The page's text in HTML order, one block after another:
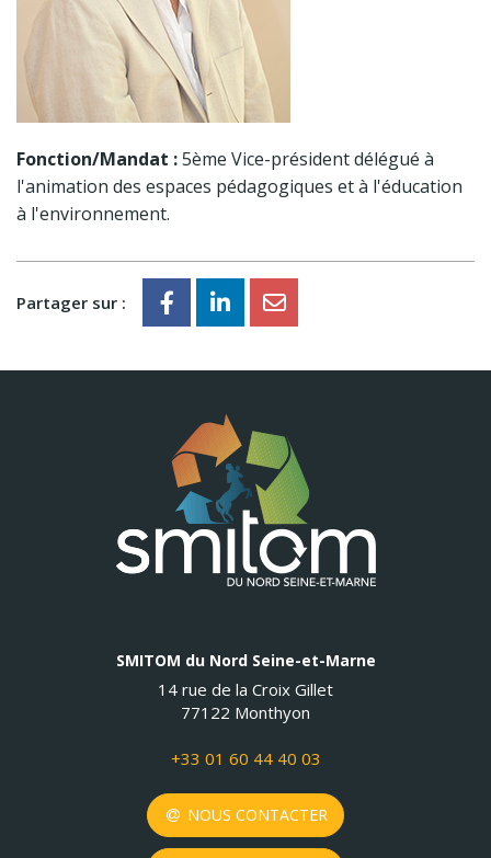
Fonction/Mandat :5ème Vice-président délégué à
l'animation des espaces pédagogiques et à l'éducation
à l'environnement.
Partager sur :
SMITOM du Nord Seine-et-Marne
14 rue de la Croix Gillet
77122 Monthyon
+33 01 60 44 40 03
NOUS CONTACTER